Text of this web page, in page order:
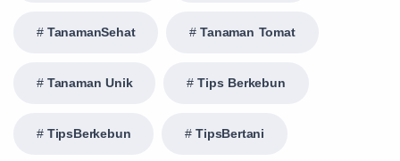
TanamanSehat Tanaman Tomat
Tanaman Unik Tips Berkebun
TipsBerkebun TipsBertani